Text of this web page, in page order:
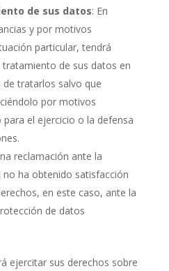
de sus datos: En
y por motivos
particular, tendrá
de sus datos en
tratarlos salvo que
por motivos
el ejercicio o la defensa
reclamación ante la
ha obtenido satisfacción
en este caso, ante la
de datos
ejercitar sus derechos sobre